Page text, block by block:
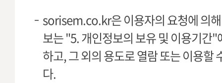
sorisem.co.kr은 이용자의 요청에 의
보는 "5. 개인정보의 보유 및 이용기간"
하고, 그 외의 용도로 열람 또는 이용할
다.